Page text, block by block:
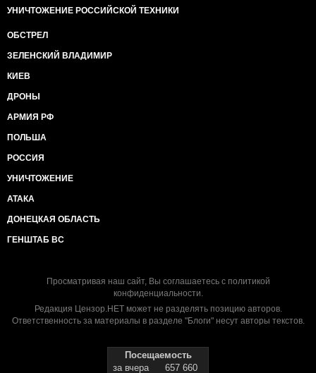
УНИЧТОЖЕНИЕ РОССИЙСКОЙ ТЕХНИКИ
ОБСТРЕЛ
ЗЕЛЕНСКИЙ ВЛАДИМИР
КИЕВ
ДРОНЫ
АРМИЯ РФ
ПОЛЬША
РОССИЯ
УНИЧТОЖЕНИЕ
АТАКА
ДОНЕЦКАЯ ОБЛАСТЬ
ГЕНШТАБ ВС
Просматривая наш сайт, Вы соглашаетесь с политикой
конфиденциальности.
Редакция Цензор.НЕТ может не разделять позицию авторов.
Ответственность за материалы в разделе "Блоги" несут авторы текстов.
Посещаемость
за вчера
657 660